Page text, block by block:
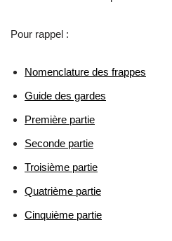
Pour rappel :
Nomenclature des frappes
Guide des gardes
Première partie
Seconde partie
Troisième partie
Quatrième partie
Cinquième partie